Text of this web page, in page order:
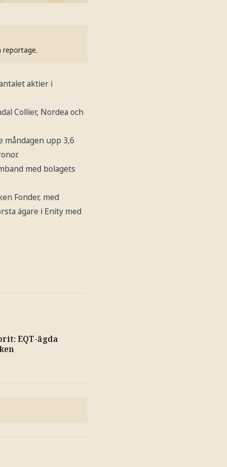
reportage.
aktier i
Collier, Nordea och
måndagen upp 3,6
med bolagets
Fonder, med
ägare i Enity med
EQT-ägda